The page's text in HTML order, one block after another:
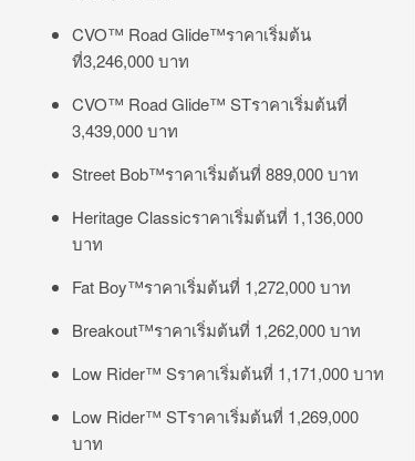
CVO™ Road Glide™ราคาเริ่มต้น
ที่3,246,000 บาท
CVO™ Road Glide™ STราคาเริ่มต้นที่
3,439,000 บาท
Street Bob™ราคาเริ่มต้นที่ 889,000 บาท
Heritage Classicราคาเริ่มต้นที่ 1,136,000
บาท
Fat Boy™ราคาเริ่มต้นที่ 1,272,000 บาท
Breakout™ราคาเริ่มต้นที่ 1,262,000 บาท
Low Rider™ Sราคาเริ่มต้นที่ 1,171,000 บาท
Low Rider™ STราคาเริ่มต้นที่ 1,269,000
บาท